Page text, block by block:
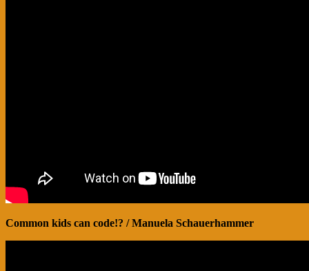
Common kids can code!? / Manuela Schauerhammer